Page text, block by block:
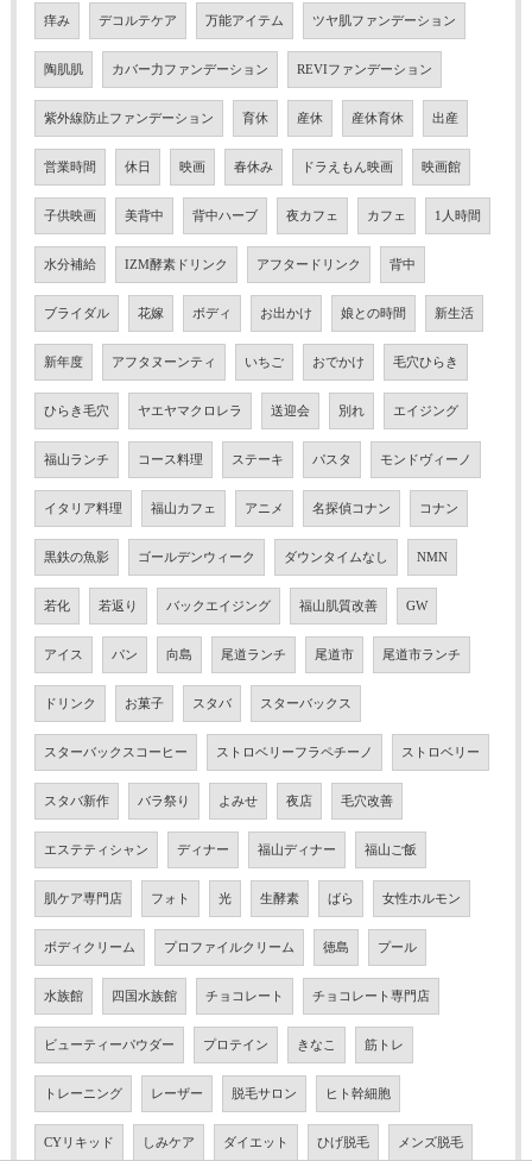
痒み デコルテケア 万能アイテム ツヤ肌ファンデーション
陶肌肌 カバー力ファンデーション REVIファンデーション
紫外線防止ファンデーション 育休 産休 産休育休 出産
営業時間 休日 映画 春休み ドラえもん映画 映画館
子供映画 美背中 背中ハーブ 夜カフェ カフェ 1人時間
水分補給 IZM酵素ドリンク アフタードリンク 背中
ブライダル 花嫁 ボディ お出かけ 娘との時間 新生活
新年度 アフタヌーンティ いちご おでかけ 毛穴ひらき
ひらき毛穴 ヤエヤマクロレラ 送迎会 別れ エイジング
福山ランチ コース料理 ステーキ パスタ モンドヴィーノ
イタリア料理 福山カフェ アニメ 名探偵コナン コナン
黒鉄の魚影 ゴールデンウィーク ダウンタイムなし NMN
若化 若返り バックエイジング 福山肌質改善 GW
アイス パン 向島 尾道ランチ 尾道市 尾道市ランチ
ドリンク お菓子 スタバ スターバックス
スターバックスコーヒー ストロベリーフラペチーノ ストロベリー
スタバ新作 バラ祭り よみせ 夜店 毛穴改善
エステティシャン ディナー 福山ディナー 福山ご飯
肌ケア専門店 フォト 光 生酵素 ばら 女性ホルモン
ボディクリーム プロファイルクリーム 徳島 プール
水族館 四国水族館 チョコレート チョコレート専門店
ビューティーパウダー プロテイン きなこ 筋トレ
トレーニング レーザー 脱毛サロン ヒト幹細胞
CYリキッド しみケア ダイエット ひげ脱毛 メンズ脱毛